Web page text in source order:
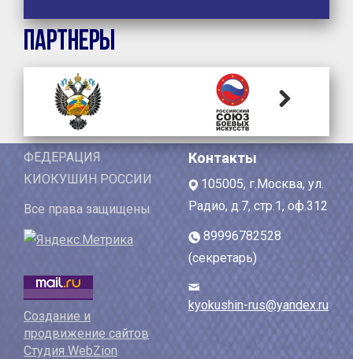
Партнеры
ФЕДЕРАЦИЯ
КИОКУШИН РОССИИ
Все права защищены
Создание и
продвижение сайтов
Студия WebZion
Контакты
105005, г.Москва, ул.
Радио, д.7, стр.1, оф.312
89996782528
(секретарь)
kyokushin-rus@yandex.ru